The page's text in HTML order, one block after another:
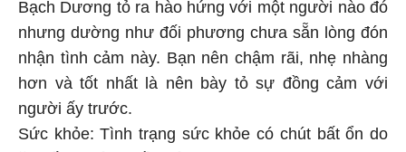
Bạch Dương tỏ ra hào hứng với một người nào đó
nhưng dường như đối phương chưa sẵn lòng đón
nhận tình cảm này. Bạn nên chậm rãi, nhẹ nhàng
hơn và tốt nhất là nên bày tỏ sự đồng cảm với
người ấy trước.
Sức khỏe: Tình trạng sức khỏe có chút bất ổn do